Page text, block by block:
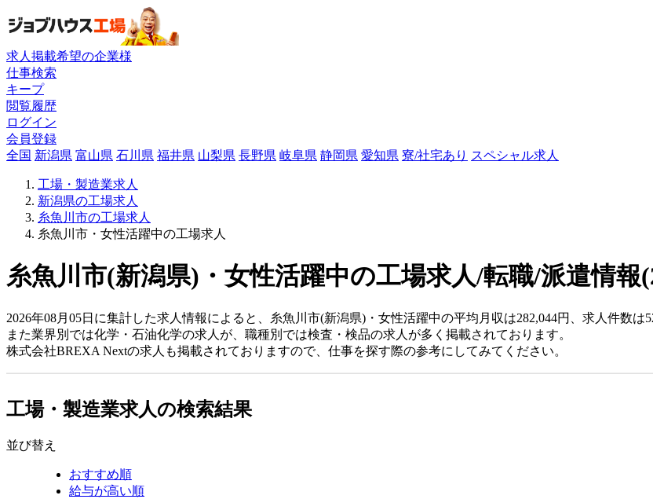
求人掲載希望の企業様
仕事検索
キープ
閲覧履歴
ログイン
会員登録
全国 新潟県 富山県 石川県 福井県 山梨県 長野県 岐阜県 静岡県 愛知県 寮/社宅あり スペシャル求人
工場・製造業求人
新潟県の工場求人
糸魚川市の工場求人
糸魚川市・女性活躍中の工場求人
糸魚川市(新潟県)・女性活躍中の工場求人/転職/派遣情報
2026年08月05日に集計した求人情報によると、糸魚川市(新潟県)・女性活躍中の平均月収は282,044円、求人件数は
また業界別では化学・石油化学の求人が、職種別では検査・検品の求人が多く掲載されております。
株式会社BREXA Nextの求人も掲載されておりますので、仕事を探す際の参考にしてみてください。
工場・製造業求人の検索結果
並び替え
おすすめ順
給与が高い順